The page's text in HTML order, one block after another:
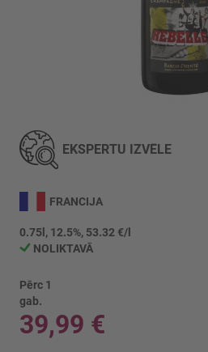
uz
galerijas
sākumu
EKSPERTU IZVĒLE
FRANCIJA
0.75l, 12.5%, 53.32 €/l
NOLIKTAVĀ
Pērc 1
gab.
39,99 €